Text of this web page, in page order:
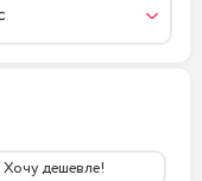
Хочу дешевле!